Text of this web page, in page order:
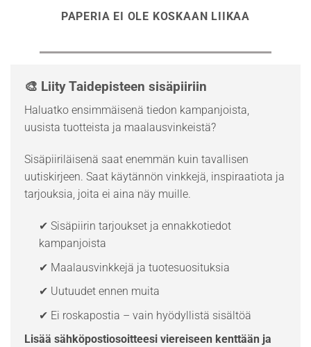
PAPERIA EI OLE KOSKAAN LIIKAA
🎨 Liity Taidepisteen sisäpiiriin
Haluatko ensimmäisenä tiedon kampanjoista,
uusista tuotteista ja maalausvinkeistä?
Sisäpiiriläisenä saat enemmän kuin tavallisen
uutiskirjeen. Saat käytännön vinkkejä, inspiraatiota ja
tarjouksia, joita ei aina näy muille.
✔ Sisäpiirin tarjoukset ja ennakkotiedot
kampanjoista
✔ Maalausvinkkejä ja tuotesuosituksia
✔ Uutuudet ennen muita
✔ Ei roskapostia – vain hyödyllistä sisältöä
Lisää sähköpostiosoitteesi viereiseen kenttään ja